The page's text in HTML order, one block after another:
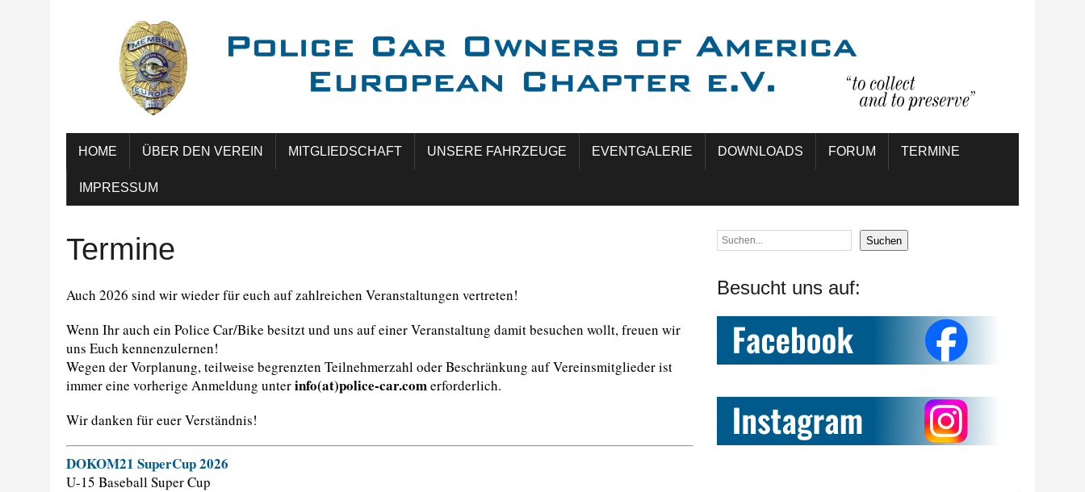
HOME ÜBER DEN VEREIN MITGLIEDSCHAFT UNSERE FAHRZEUGE EVENTGALERIE DOWNLOADS FORUM TERMINE
IMPRESSUM
Termine
Auch 2026 sind wir wieder für euch auf zahlreichen Veranstaltungen vertreten!
Wenn Ihr auch ein Police Car/Bike besitzt und uns auf einer Veranstaltung damit besuchen wollt, freuen wir
uns Euch kennenzulernen!
Wegen der Vorplanung, teilweise begrenzten Teilnehmerzahl oder Beschränkung auf Vereinsmitglieder ist
immer eine vorherige Anmeldung unterinfo(at)police-car.comerforderlich.
Wir danken für euer Verständnis!
DOKOM21 SuperCup 2026
U-15 Baseball Super Cup
Suchen
Besucht uns auf: